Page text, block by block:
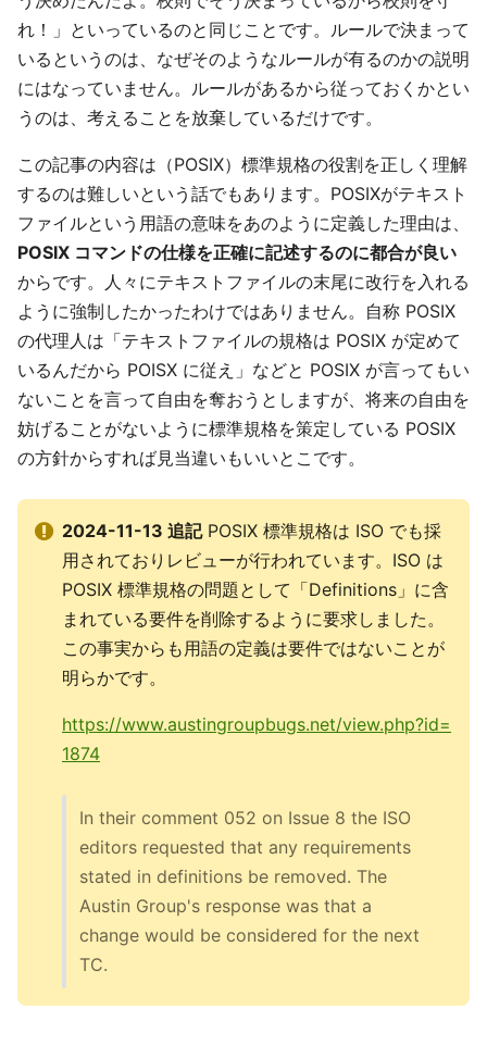
れ！」といっているのと同じことです。ルールで決まって
いるというのは、なぜそのようなルールが有るのかの説明
にはなっていません。ルールがあるから従っておくかとい
うのは、考えることを放棄しているだけです。
この記事の内容は（POSIX）標準規格の役割を正しく理解
するのは難しいという話でもあります。POSIXがテキスト
ファイルという用語の意味をあのように定義した理由は、
POSIX コマンドの仕様を正確に記述するのに都合が良い
からです。人々にテキストファイルの末尾に改行を入れる
ように強制したかったわけではありません。自称 POSIX
の代理人は「テキストファイルの規格は POSIX が定めて
いるんだから POISX に従え」などと POSIX が言ってもい
ないことを言って自由を奪おうとしますが、将来の自由を
妨げることがないように標準規格を策定している POSIX
の方針からすれば見当違いもいいとこです。
2024-11-13 追記POSIX 標準規格は ISO でも採
用されておりレビューが行われています。ISO は
POSIX 標準規格の問題として「Definitions」に含
まれている要件を削除するように要求しました。
この事実からも用語の定義は要件ではないことが
明らかです。
https://www.austingroupbugs.net/view.php?id=
1874
In their comment 052 on Issue 8 the ISO
editors requested that any requirements
stated in definitions be removed. The
Austin Group's response was that a
change would be considered for the next
TC.